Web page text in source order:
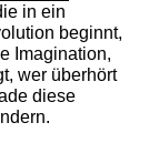
in ein
beginnt,
Imagination,
wer überhört
diese